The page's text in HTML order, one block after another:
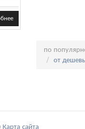
по
от
Карта сайта